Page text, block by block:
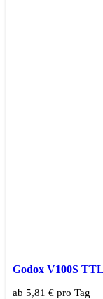
Godox V100S
ab 5,81 € pro Tag